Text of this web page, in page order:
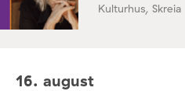
Kulturhus, Skreia
16. august